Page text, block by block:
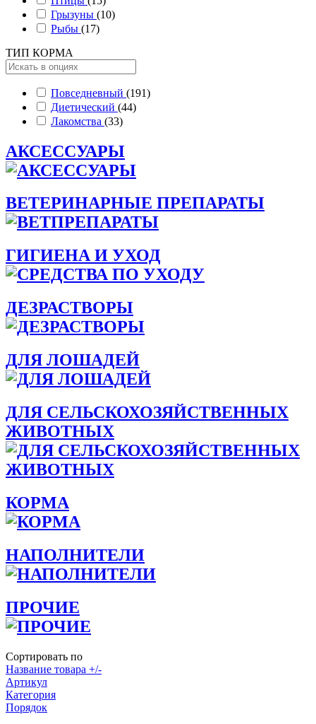
Грызуны (10)
Рыбы (17)
ТИП КОРМА
Повседневный (191)
Диетический (44)
Лакомства (33)
АКСЕССУАРЫ
ВЕТЕРИНАРНЫЕ ПРЕПАРАТЫ
ГИГИЕНА И УХОД
ДЕЗРАСТВОРЫ
ДЛЯ ЛОШАДЕЙ
ДЛЯ СЕЛЬСКОХОЗЯЙСТВЕННЫХ
ЖИВОТНЫХ
КОРМА
НАПОЛНИТЕЛИ
ПРОЧИЕ
Сортировать по
Название товара +/-
Артикул
Категория
Порядок